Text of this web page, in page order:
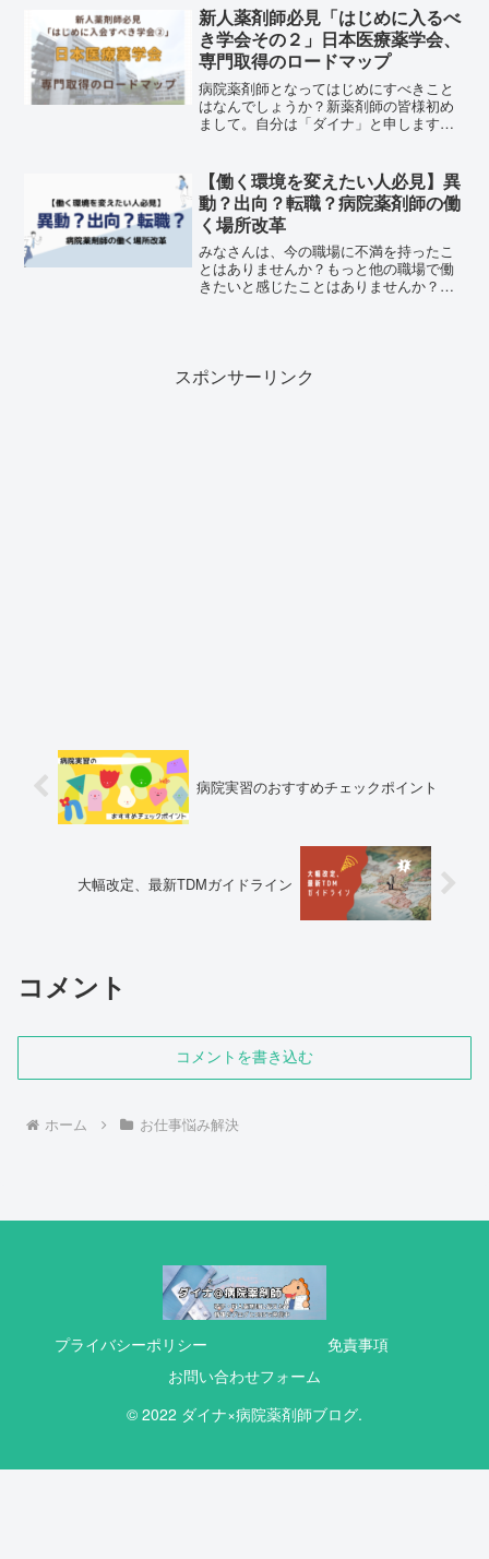
ドを入力して検索することができます。
その際に「MeSH」の使い方をマスター
することで、網羅的な論文検索や絞り込
みが可能になります。コツをしっかり押
さえて臨床、研究に活かしましょう。
新人薬剤師必見「はじめに入るべ
き学会その２」日本医療薬学会、
専門取得のロードマップ
病院薬剤師となってはじめにすべきこと
はなんでしょうか？新薬剤師の皆様初め
まして。自分は「ダイナ」と申します。
けに情報発信をしています。これから病
院薬剤師になるにあたり...
【働く環境を変えたい人必見】異
動？出向？転職？病院薬剤師の働
く場所改革
みなさんは、今の職場に不満を持ったこ
とはありませんか？もっと他の職場で働
きたいと感じたことはありませんか？中
スポンサーリンク
病院実習のおすすめチェックポイント
大幅改定、最新TDMガイドライン
コメント
コメントを書き込む
ホーム お仕事悩み解決
プライバシーポリシー
免責事項
お問い合わせフォーム
© 2022 ダイナ×病院薬剤師ブログ.